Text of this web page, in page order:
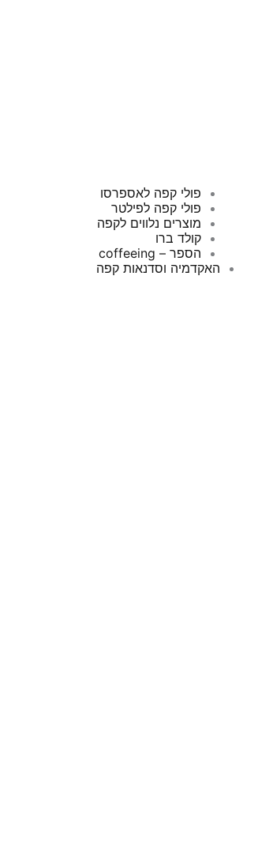
פולי קפה לאספרסו
פולי קפה לפילטר
מוצרים נלווים לקפה
קולד ברו
הספר – coffeeing
האקדמיה וסדנאות קפה